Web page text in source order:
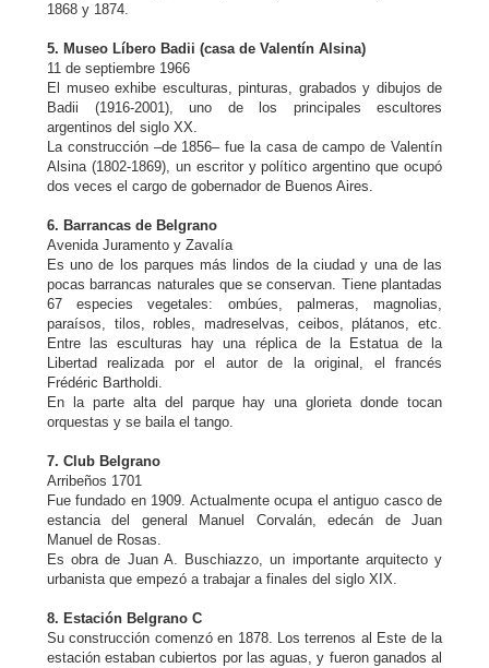
1868 y 1874.
5. Museo Líbero Badii (casa de Valentín Alsina)
11 de septiembre 1966
El museo exhibe esculturas, pinturas, grabados y dibujos de
Badii (1916-2001), uno de los principales escultores
argentinos del siglo XX.
La construcción –de 1856– fue la casa de campo de Valentín
Alsina (1802-1869), un escritor y político argentino que ocupó
dos veces el cargo de gobernador de Buenos Aires.
6. Barrancas de Belgrano
Avenida Juramento y Zavalía
Es uno de los parques más lindos de la ciudad y una de las
pocas barrancas naturales que se conservan. Tiene plantadas
67 especies vegetales: ombúes, palmeras, magnolias,
paraísos, tilos, robles, madreselvas, ceibos, plátanos, etc.
Entre las esculturas hay una réplica de la Estatua de la
Libertad realizada por el autor de la original, el francés
Frédéric Bartholdi.
En la parte alta del parque hay una glorieta donde tocan
orquestas y se baila el tango.
7. Club Belgrano
Arribeños 1701
Fue fundado en 1909. Actualmente ocupa el antiguo casco de
estancia del general Manuel Corvalán, edecán de Juan
Manuel de Rosas.
Es obra de Juan A. Buschiazzo, un importante arquitecto y
urbanista que empezó a trabajar a finales del siglo XIX.
8. Estación Belgrano C
Su construcción comenzó en 1878. Los terrenos al Este de la
estación estaban cubiertos por las aguas, y fueron ganados al